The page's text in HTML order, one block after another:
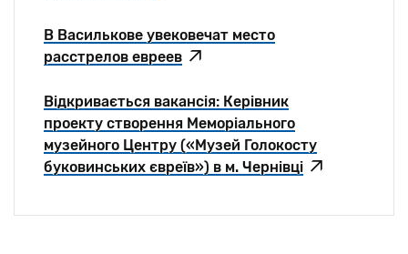
В Василькове увековечат место
расстрелов евреев
Відкривається вакансія: Керівник
проекту створення Меморіального
музейного Центру («Музей Голокосту
буковинських євреїв») в м. Чернівці